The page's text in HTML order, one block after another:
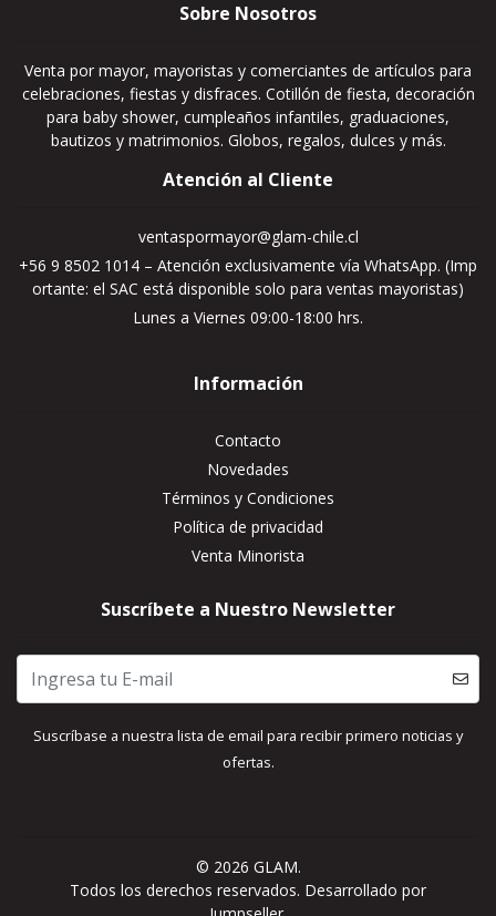
Sobre Nosotros
Venta por mayor, mayoristas y comerciantes de artículos para
celebraciones, fiestas y disfraces. Cotillón de fiesta, decoración
para baby shower, cumpleaños infantiles, graduaciones,
bautizos y matrimonios. Globos, regalos, dulces y más.
Atención al Cliente
ventaspormayor@glam-chile.cl
+56 9 8502 1014 – Atención exclusivamente vía WhatsApp. (Imp
ortante: el SAC está disponible solo para ventas mayoristas)
Lunes a Viernes 09:00-18:00 hrs.
Información
Contacto
Novedades
Términos y Condiciones
Política de privacidad
Venta Minorista
Suscríbete a Nuestro Newsletter
Suscríbase a nuestra lista de email para recibir primero noticias y
ofertas.
© 2026 GLAM.
Todos los derechos reservados. Desarrollado por